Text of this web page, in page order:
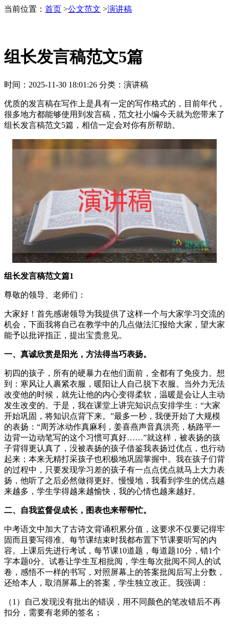
当前位置： 首页 >公文范文 >演讲稿
组长发言稿范文5篇
时间： 2025-11-30 18:01:26 分类： 演讲稿
优质的发言稿在写作上是具有一定的写作格式的，目前年代，
很多地方都能够使用到发言稿，范文社小编今天就为您带来了
组长发言稿范文5篇，相信一定会对你有所帮助。
组长发言稿范文篇1
尊敬的领导、老师们：
大家好！首先感谢领导为我提供了这样一个与大家学习交流的
机会，下面我将自己在教学中的几点做法汇报给大家，望大家
能予以批评指正，提出宝贵意见。
一、真诚欣赏是阳光，方法得当巧表扬。
初四的孩子，所有的硬暴力在他们面前，全都有了免疫力。想
到：寒风让人裹紧衣服，暖阳让人自己脱下衣服。当外力无法
改变他的时候，就先让他的内心变得柔软，温暖是会让人主动
发生改变的。于是，我在课堂上讲完知识点安排学生：“大家
开始巩固，将知识点背下来。”最多一秒，我便开始了大规模
的表扬：“周芳冰动作真麻利，姜喜燕声音真洪亮，杨路平一
边背一边动笔写的这个习惯可真好……”就这样，被表扬的孩
子背得更认真了，没被表扬的孩子借鉴我表扬过优点，也行动
起来；本来无精打采孩子也积极地巩固掌握中。我在孩子们背
的过程中，只要发现学习差的孩子有一点点优点就马上大力表
扬，他听了之后必然做得更好。慢慢地，我看到学生的优点越
来越多，学生学得越来越愉快，我的心情也越来越好。
二、自我监督促成长，图表也来帮帮忙。
中考语文中加大了古诗文背诵积累分值，这要求不仅要记得牢
固而且要写得准。每节课结束时我都布置下节课要听写的内
容。上课后先进行考试，每节课10道题，每道题10分，错1个
字本题0分。试卷让学生互相批阅，学生每次批阅不同人的试
卷，感悟不一样的书写，对照屏幕上的答案批阅后写上分数，
还给本人，取消屏幕上的答案，学生独立改正。我强调：
（1）自己发现没有批出的错误，用不同颜色的笔改错后不再
扣分，需要有老师的签名；